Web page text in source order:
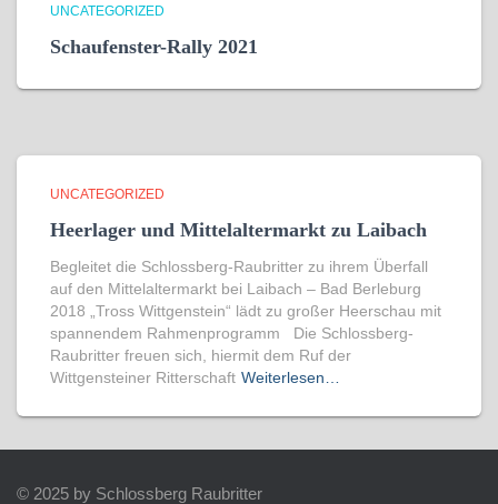
UNCATEGORIZED
Schaufenster-Rally 2021
UNCATEGORIZED
Heerlager und Mittelaltermarkt zu Laibach
Begleitet die Schlossberg-Raubritter zu ihrem Überfall
auf den Mittelaltermarkt bei Laibach – Bad Berleburg
2018 „Tross Wittgenstein“ lädt zu großer Heerschau mit
spannendem Rahmenprogramm Die Schlossberg-
Raubritter freuen sich, hiermit dem Ruf der
Wittgensteiner Ritterschaft Weiterlesen…
© 2025 by Schlossberg Raubritter